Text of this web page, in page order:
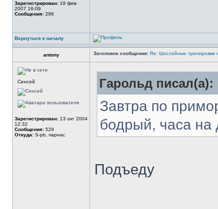
Зарегистрирован: 19 фев
2007 16:09
Сообщения: 296
Вернуться к началу
antony Заголовок сообщения: Re: Шоссейные тренировки
Сенсей
Зарегистрирован: 13 окт 2004
12:32
Сообщения: 529
Откуда: S-pb, парнас
Гарольд писал(а):
Завтра по
бодрый, часа
Подъеду